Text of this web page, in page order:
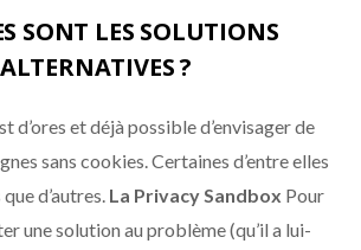
SONT LES SOLUTIONS
ALTERNATIVES ?
d’ores et déjà possible d’envisager de
sans cookies. Certaines d’entre elles
d’autres. La Privacy Sandbox Pour
une solution au problème (qu’il a lui-